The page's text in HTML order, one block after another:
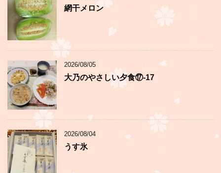
網干メロン
2026/08/05
大乃のやさしい夕食⑰-17
2026/08/04
うす氷